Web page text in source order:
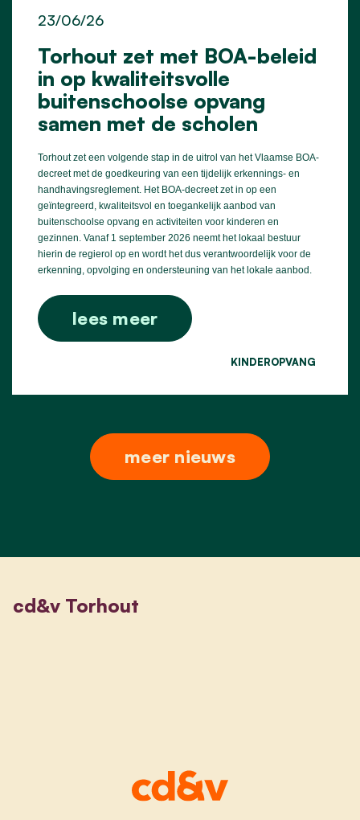
Torhout zet met BOA-beleid
in op kwaliteitsvolle
buitenschoolse opvang
samen met de scholen
23/06/26
Torhout zet een volgende stap in de uitrol van het Vlaamse BOA-
decreet met de goedkeuring van een tijdelijk erkennings- en
handhavingsreglement. Het BOA-decreet zet in op een
geïntegreerd, kwaliteitsvol en toegankelijk aanbod van
buitenschoolse opvang en activiteiten voor kinderen en
gezinnen. Vanaf 1 september 2026 neemt het lokaal bestuur
hierin de regierol op en wordt het dus verantwoordelijk voor de
erkenning, opvolging en ondersteuning van het lokale aanbod.
lees meer
KINDEROPVANG
meer nieuws
cd&v Torhout